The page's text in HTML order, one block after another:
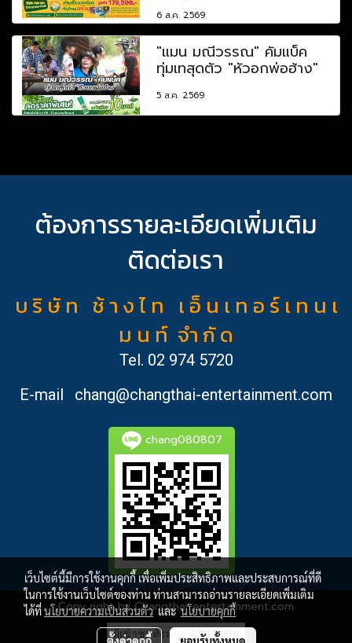
6 ส.ค. 2569
"แมน มณีวรรณ" คัมแบ็ค
ทุ่มเทสุดตัว "หัวอกพ่อฮ้าง"
5 ส.ค. 2569
ต้องการรายละเอียดเพิ่มเติม
ติดต่อเรา
บ ริ ษั ท ช้ า ง ไ ท เ อ็ น เ ท อ ร์ เ ท น เ
ม น ท์ จำ กั ด
Tel. 02 974 5720
E-mail
chang@changthai-entertainment.com
chang080807
Copy right by Changthai-entertainment.com
ผู้เข้าชมวันนี้ 1,830
เว็บไซต์นี้มีการใช้งานคุกกี้ เพื่อเพิ่มประสิทธิภาพและประสบการณ์ที่ดี
ในการใช้งานเว็บไซต์ของท่าน ท่านสามารถอ่านรายละเอียดเพิ่มเติม
ได้ที่นโยบายความเป็นส่วนตัวและนโยบายคุกกี้